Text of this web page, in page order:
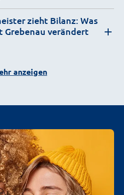
zieht Bilanz: Was
Grebenau verändert
anzeigen